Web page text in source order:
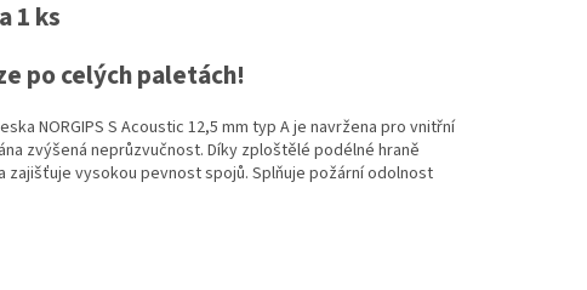
1 ks
po celých paletách!
NORGIPS S Acoustic 12,5 mm typ A je navržena pro vnitřní
zvýšená neprůzvučnost. Díky zploštělé podélné hraně
zajišťuje vysokou pevnost spojů. Splňuje požární odolnost